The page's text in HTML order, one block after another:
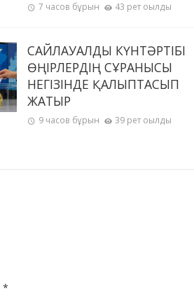
7 часов бұрын 43 рет оқылды
САЙЛАУАЛДЫ КҮНТӘРТІБІ
ӨҢІРЛЕРДІҢ СҰРАНЫСЫ
НЕГІЗІНДЕ ҚАЛЫПТАСЫП
ЖАТЫР
9 часов бұрын 39 рет оқылды
*